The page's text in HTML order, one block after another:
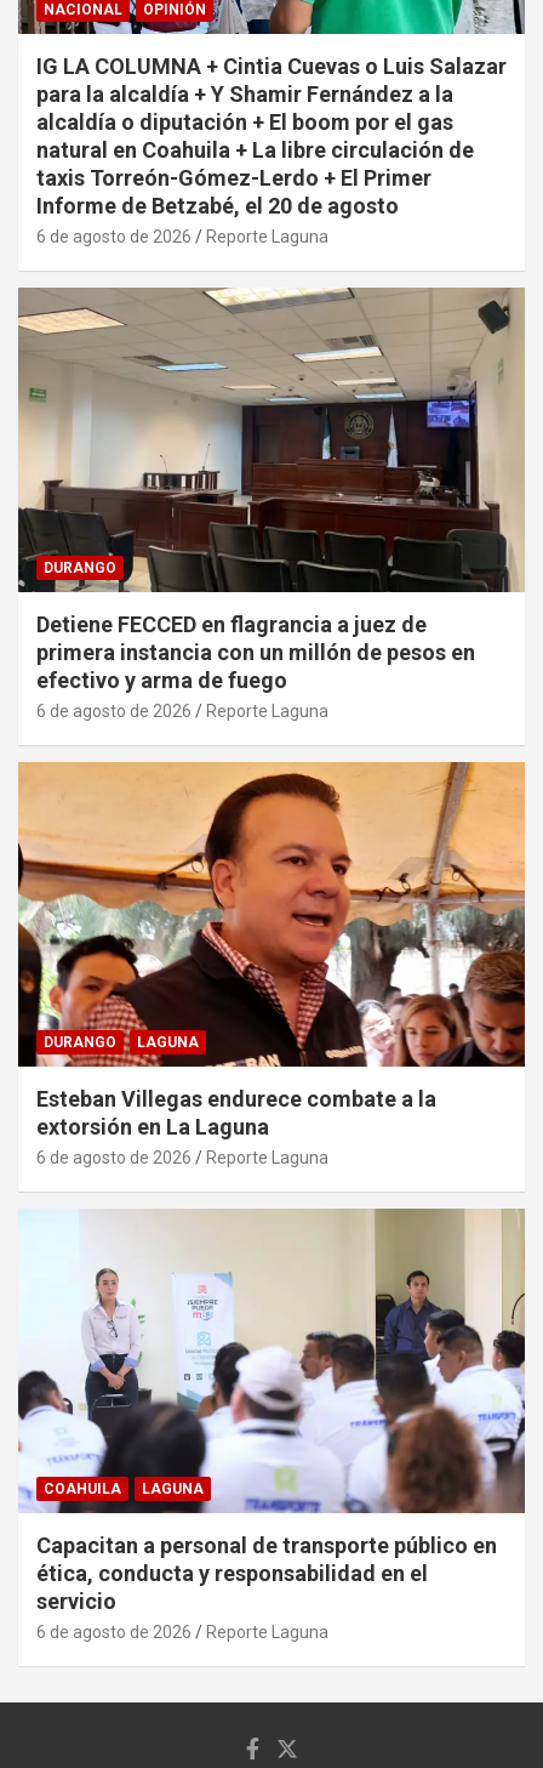
NACIONAL
OPINIÓN
IG LA COLUMNA + Cintia Cuevas o Luis Salazar
para la alcaldía + Y Shamir Fernández a la
alcaldía o diputación + El boom por el gas
natural en Coahuila + La libre circulación de
taxis Torreón-Gómez-Lerdo + El Primer
Informe de Betzabé, el 20 de agosto
6 de agosto de 2026 Reporte Laguna
DURANGO
Detiene FECCED en flagrancia a juez de
primera instancia con un millón de pesos en
efectivo y arma de fuego
6 de agosto de 2026 Reporte Laguna
DURANGO LAGUNA
Esteban Villegas endurece combate a la
extorsión en La Laguna
6 de agosto de 2026 Reporte Laguna
COAHUILA LAGUNA
Capacitan a personal de transporte público en
ética, conducta y responsabilidad en el
servicio
6 de agosto de 2026 Reporte Laguna